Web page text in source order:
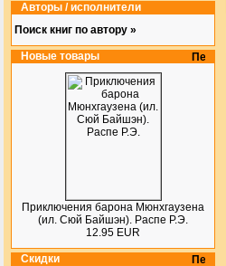
Авторы / исполнители
Поиск книг по автору »
Новые товары
Приключения барона Мюнхгаузена
(ил. Сюй Байшэн). Распе Р.Э.
12.95 EUR
Скидки